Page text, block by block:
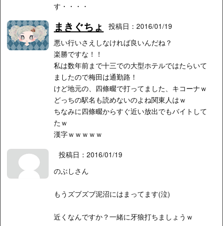
す・・・・
まきぐちょ
投稿日：2016/01/19
悪い行いさえしなければ良いんだね？
楽勝ですな！！
私は数年前まで十三での大型ホテルではたらいて
ましたので梅田は通勤路！
けど地元の、四條畷で打ってました、キコーナｗ
どっちの駅名も読めないのよね関東人はｗ
ちなみに四條畷からすぐ近い放出でもバイトして
たｗ
漢字ｗｗｗｗｗ
投稿日：2016/01/19
のぶしさん
もうズブズブ泥沼にはまってます(泣)
近くなんですか？一緒に牙狼打ちましょうｗ